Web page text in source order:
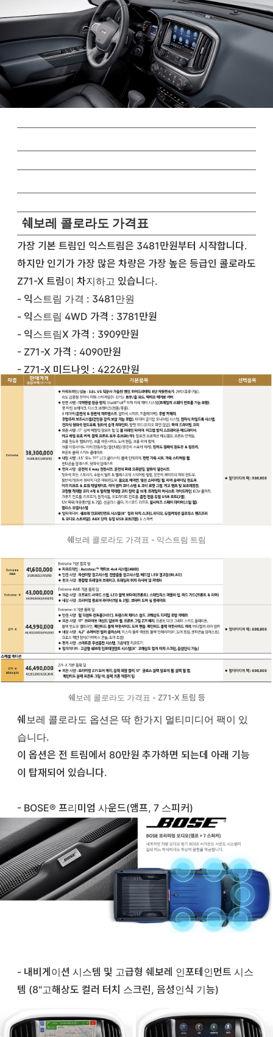
쉐보레 콜로라도 가격표
가장 기본 트림인 익스트림은 3481만원부터 시작합니다.
하지만 인기가 가장 많은 차량은 가장 높은 등급인 콜로라도
Z71-X 트림이 차지하고 있습니다.
- 익스트림 가격 : 3481만원
- 익스트림 4WD 가격 : 3781만원
- 익스트림X 가격 : 3909만원
- Z71-X 가격 : 4090만원
- Z71-X 미드나잇 : 4226만원
쉐보레 콜로라도 가격표 - 익스트림 트림
쉐보레 콜로라도 가격표 - Z71-X 트림 등
쉐보레 콜로라도 옵션은 딱 한가지 멀티미디어 팩이 있
습니다.
이 옵션은 전 트림에서 80만원 추가하면 되는데 아래 기능
이 탑재되어 있습니다.
- BOSE® 프리미엄 사운드(앰프, 7 스피커)
- 내비게이션 시스템 및 고급형 쉐보레 인포테인먼트 시스
템 (8"고해상도 컬러 터치 스크린, 음성인식 기능)